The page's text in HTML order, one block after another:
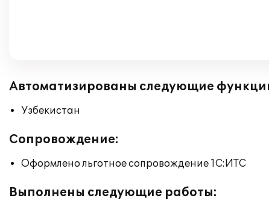
Автоматизированы следующие
Узбекистан
Сопровождение:
Оформлено льготное сопровождение 1С:ИТС
Выполнены следующие работы: